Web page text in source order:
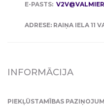
E-PASTS:
ADRESE: RAIŅA IELA 11
INFORMĀCIJA
PIEKĻŪSTAMĪBAS